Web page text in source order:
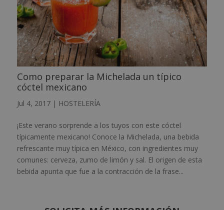
Como preparar la Michelada un típico
cóctel mexicano
Jul 4, 2017| HOSTELERÍA
¡Este verano sorprende a los tuyos con este cóctel
típicamente mexicano! Conoce la Michelada, una bebida
refrescante muy típica en México, con ingredientes muy
comunes: cerveza, zumo de limón y sal. El origen de esta
bebida apunta que fue a la contracción de la frase...